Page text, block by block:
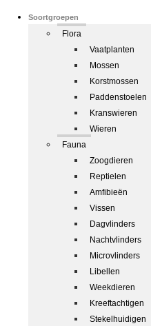
Soortgroepen
Flora
Vaatplanten
Mossen
Korstmossen
Paddenstoelen
Kranswieren
Wieren
Fauna
Zoogdieren
Reptielen
Amfibieën
Vissen
Dagvlinders
Nachtvlinders
Microvlinders
Libellen
Weekdieren
Kreeftachtigen
Stekelhuidigen